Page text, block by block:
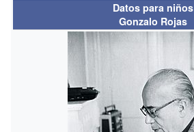
Datos para niños
Gonzalo Rojas